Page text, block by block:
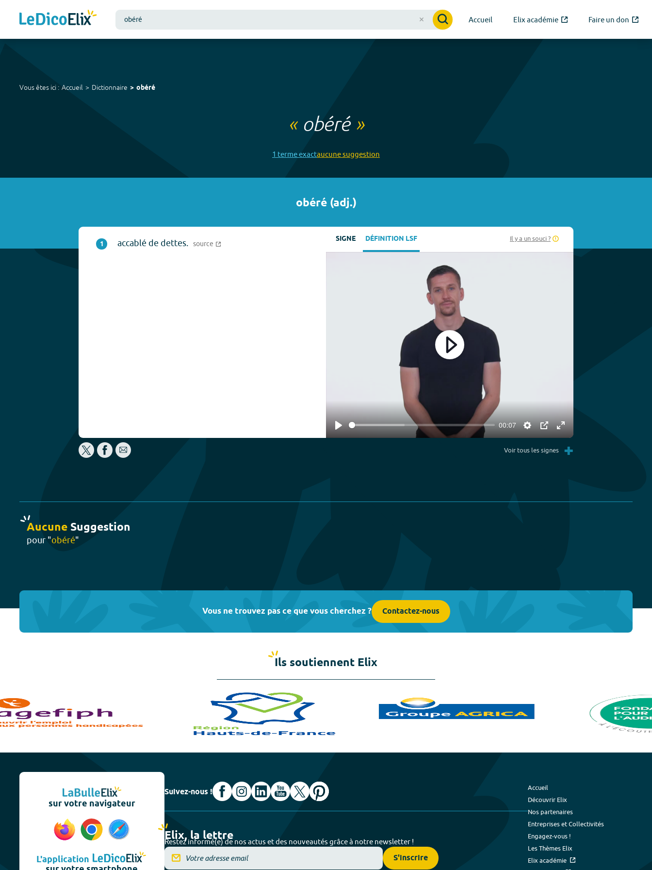
Accueil Elix académie Faire un don
Vous êtes ici : Accueil Dictionnaire obéré
« obéré»
1 termeexactaucunesuggestion
obéré(adj.)
1 accablé de dettes. source SIGNE DÉFINITION LSF Il y a un souci ?
Play
00:07
Settings
PIP Enter
fullscreen
Play
Voir tous les signes +
Aucune Suggestion
pour "obéré"
Vous ne trouvez pas ce que vous cherchez ? Contactez-nous
Ils soutiennent Elix
sur votre navigateur
L'application
Suivez-nous !
Elix, la lettre
Restez informé(e) de nos actus et des nouveautés grâce à notre newsletter !
S'inscrire
Accueil
Découvrir Elix
Nos partenaires
Entreprises et Collectivités
Engagez-vous !
Les Thèmes Elix
Elix académie